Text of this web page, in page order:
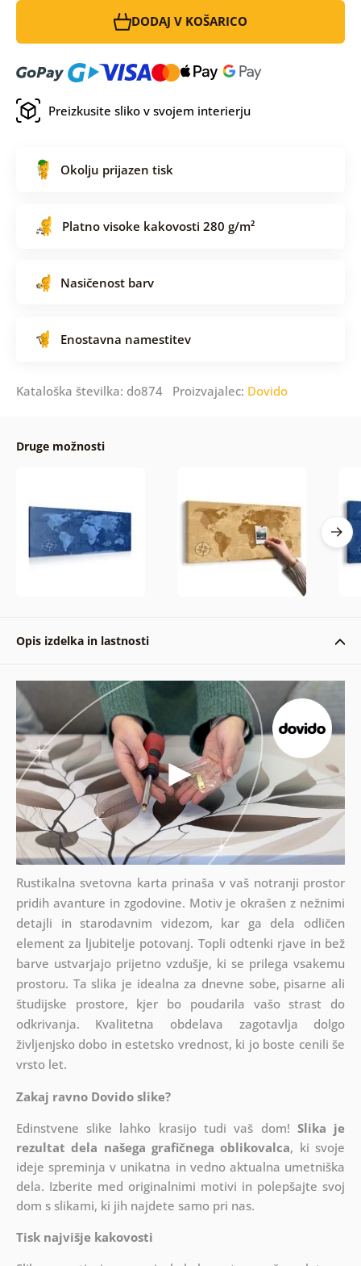
DODAJ V KOŠARICO
Preizkusite sliko v svojem interierju
Okolju prijazen tisk
Platno visoke kakovosti 280 g/m²
Nasičenost barv
Enostavna namestitev
Kataloška številka: do874 Proizvajalec: Dovido
Druge možnosti
Opis izdelka in lastnosti
Rustikalna svetovna karta prinaša v vaš notranji prostor
pridih avanture in zgodovine. Motiv je okrašen z nežnimi
detajli in starodavnim videzom, kar ga dela odličen
element za ljubitelje potovanj. Topli odtenki rjave in bež
barve ustvarjajo prijetno vzdušje, ki se prilega vsakemu
prostoru. Ta slika je idealna za dnevne sobe, pisarne ali
študijske prostore, kjer bo poudarila vašo strast do
odkrivanja. Kvalitetna obdelava zagotavlja dolgo
življenjsko dobo in estetsko vrednost, ki jo boste cenili še
vrsto let.
Zakaj ravno Dovido slike?
Edinstvene slike lahko krasijo tudi vaš dom! Slika je
rezultat dela našega grafičnega oblikovalca, ki svoje
ideje spreminja v unikatna in vedno aktualna umetniška
dela. Izberite med originalnimi motivi in polepšajte svoj
dom s slikami, ki jih najdete samo pri nas.
Tisk najvišje kakovosti